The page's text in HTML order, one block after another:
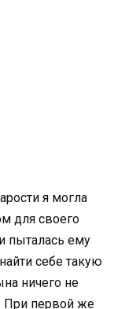
я могла
для своего
пыталась ему
себе такую
ничего не
При первой же